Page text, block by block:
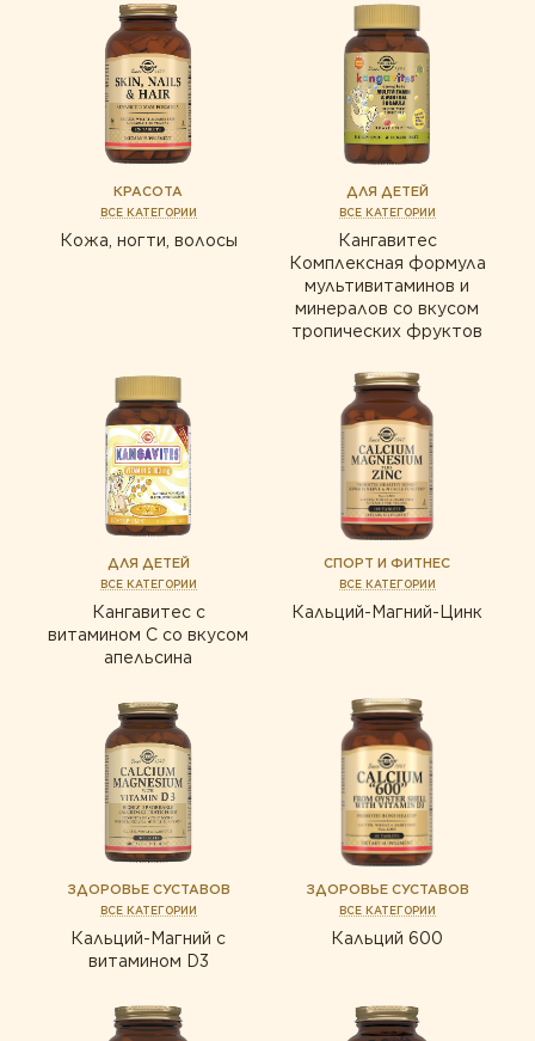
КРАСОТА
ВСЕ КАТЕГОРИИ
Кожа, ногти, волосы
ДЛЯ ДЕТЕЙ
ВСЕ КАТЕГОРИИ
Кангавитес
Комплексная формула
мультивитаминов и
минералов со вкусом
тропических фруктов
ДЛЯ ДЕТЕЙ
ВСЕ КАТЕГОРИИ
Кангавитес с
витамином С со вкусом
апельсина
СПОРТ И ФИТНЕС
ВСЕ КАТЕГОРИИ
Кальций-Магний-Цинк
ЗДОРОВЬЕ СУСТАВОВ
ВСЕ КАТЕГОРИИ
Кальций-Магний с
витамином D3
ЗДОРОВЬЕ СУСТАВОВ
ВСЕ КАТЕГОРИИ
Кальций 600